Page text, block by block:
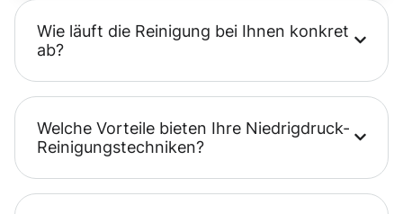
Wie läuft die Reinigung bei Ihnen konkret
ab?
Welche Vorteile bieten Ihre Niedrigdruck-
Reinigungstechniken?